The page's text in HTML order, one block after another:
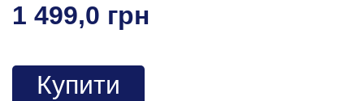
1 499,0 грн
Купити